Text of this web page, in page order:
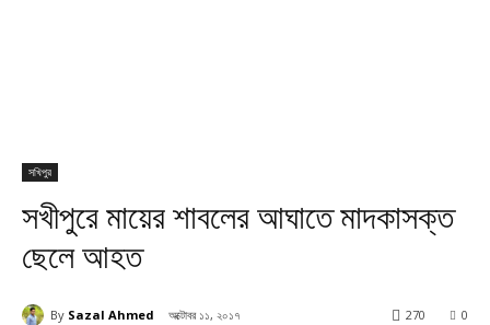
সখিপুর
সখীপুরে মায়ের শাবলের আঘাতে মাদকাসক্ত
ছেলে আহত
By Sazal Ahmed অক্টোবর ১১, ২০১৭ 0
270